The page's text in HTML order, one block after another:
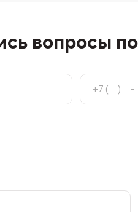
вопросы